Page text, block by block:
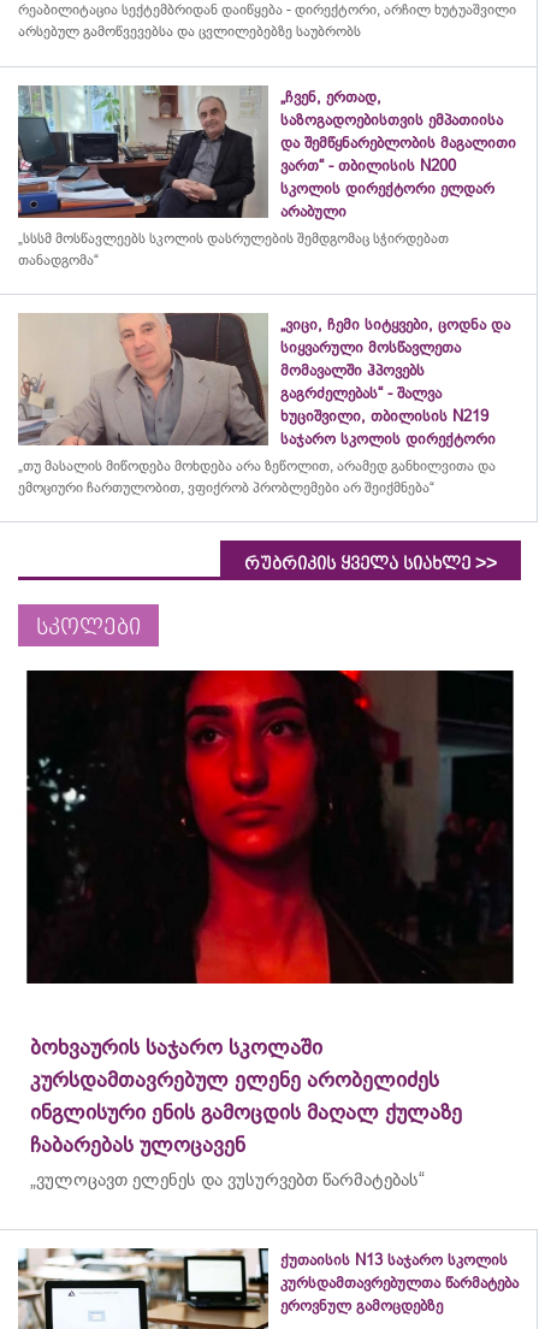
რეაბილიტაცია სექტემბრიდან დაიწყება - დირექტორი, არჩილ ხუტუაშვილი
არსებულ გამოწვევებსა და ცვლილებებზე საუბრობს
„ჩვენ, ერთად,
საზოგადოებისთვის ემპათიისა
და შემწყნარებლობის მაგალითი
ვართ“ - თბილისის N200
სკოლის დირექტორი ელდარ
არაბული
„სსსმ მოსწავლეებს სკოლის დასრულების შემდგომაც სჭირდებათ
თანადგომა“
„ვიცი, ჩემი სიტყვები, ცოდნა და
სიყვარული მოსწავლეთა
მომავალში ჰპოვებს
გაგრძელებას“ - შალვა
ხუციშვილი, თბილისის N219
საჯარო სკოლის დირექტორი
„თუ მასალის მიწოდება მოხდება არა ზეწოლით, არამედ განხილვითა და
ემოციური ჩართულობით, ვფიქრობ პრობლემები არ შეიქმნება“
რუბრიკის ყველა სიახლე >>
სკოლები
ბოხვაურის საჯარო სკოლაში
კურსდამთავრებულ ელენე არობელიძეს
ინგლისური ენის გამოცდის მაღალ ქულაზე
ჩაბარებას ულოცავენ
„ვულოცავთ ელენეს და ვუსურვებთ წარმატებას“
ქუთაისის N13 საჯარო სკოლის
კურსდამთავრებულთა წარმატება
ეროვნულ გამოცდებზე